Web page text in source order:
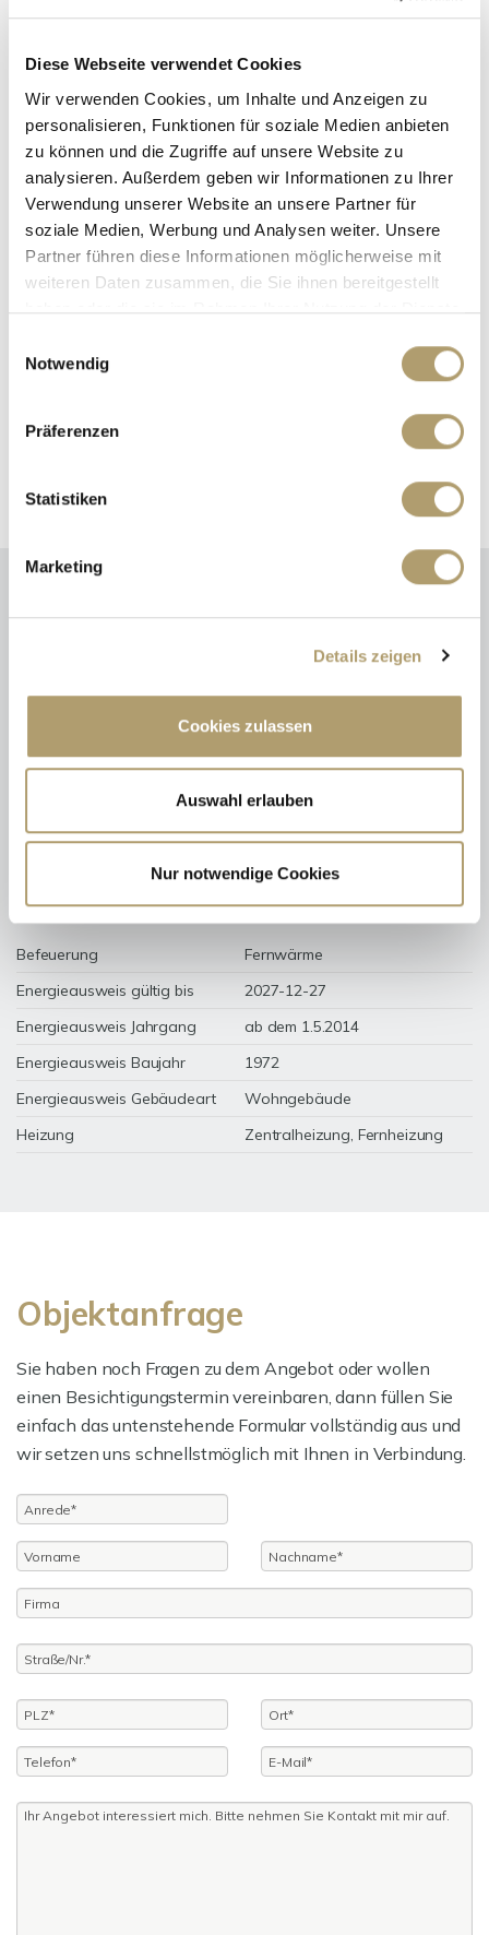
Diese Webseite verwendet Cookies
Wir verwenden Cookies, um Inhalte und Anzeigen zu
personalisieren, Funktionen für soziale Medien anbieten
zu können und die Zugriffe auf unsere Website zu
analysieren. Außerdem geben wir Informationen zu Ihrer
Verwendung unserer Website an unsere Partner für
soziale Medien, Werbung und Analysen weiter. Unsere
Partner führen diese Informationen möglicherweise mit
weiteren Daten zusammen, die Sie ihnen bereitgestellt
haben oder die sie im Rahmen Ihrer Nutzung der Dienste
Notwendig
Präferenzen
Statistiken
Marketing
Details zeigen
Cookies zulassen
Auswahl erlauben
Nur notwendige Cookies
Ansprechpartner
Herr Luis Ritter
Telefax: +49 89 90932011
Immer an Ihre Seite!
122 kWh / (m²*a)
Befeuerung
Fernwärme
Energieausweis gültig bis
2027-12-27
Energieausweis Jahrgang
ab dem 1.5.2014
Energieausweis Baujahr
1972
Energieausweis Gebäudeart
Wohngebäude
Heizung
Zentralheizung, Fernheizung
Objektanfrage
Sie haben noch Fragen zu dem Angebot oder wollen
einen Besichtigungstermin vereinbaren, dann füllen Sie
einfach das untenstehende Formular vollständig aus und
wir setzen uns schnellstmöglich mit Ihnen in Verbindung.